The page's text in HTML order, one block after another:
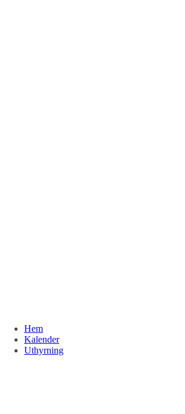
Hem
Kalender
Uthyrning